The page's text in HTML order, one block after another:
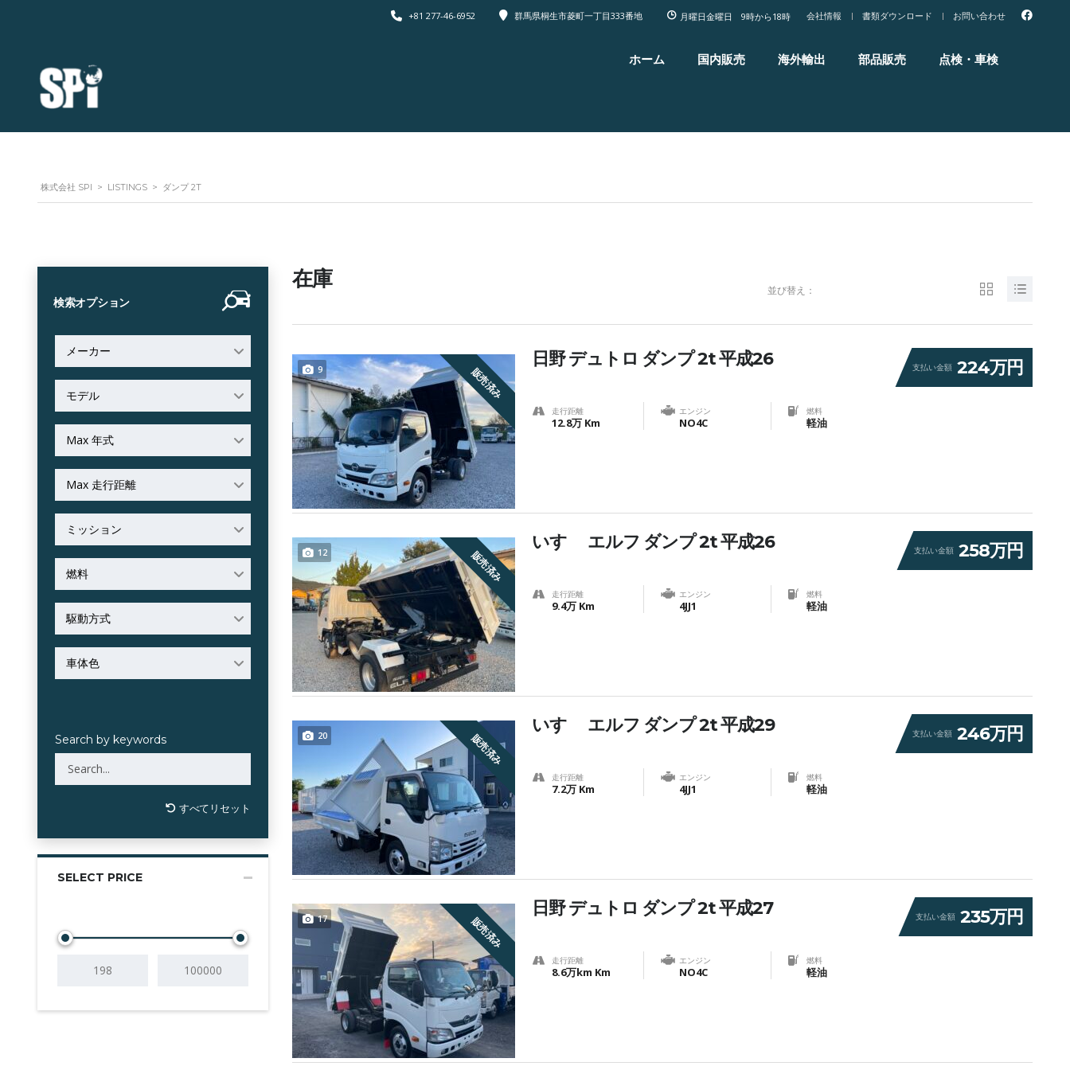
会社情報 書類ダウンロード お問い合わせ
月曜日金曜日 9時から18時
群馬県桐生市菱町一丁目333番地
+81 277-46-6952
ホーム 国内販売 海外輸出 部品販売 点検・車検
株式会社 SPI > LISTINGS > ダンプ 2T
検索オプション
メーカー
モデル
Max 年式
Max 走行距離
ミッション
燃料
駆動方式
車体色
Search by keywords
すべてリセット
SELECT PRICE
在庫 並び替え：
9 販売済み 支払い金額 224万円
日野 デュトロ ダンプ 2t 平成26
走行距離
12.8万 Km
エンジン
NO4C
燃料
軽油
12 販売済み 支払い金額 258万円
いすゞ エルフ ダンプ 2t 平成26
走行距離
9.4万 Km
エンジン
4JJ1
燃料
軽油
20 販売済み 支払い金額 246万円
いすゞ エルフ ダンプ 2t 平成29
走行距離
7.2万 Km
エンジン
4JJ1
燃料
軽油
17 販売済み 支払い金額 235万円
日野 デュトロ ダンプ 2t 平成27
走行距離
8.6万km Km
エンジン
NO4C
燃料
軽油